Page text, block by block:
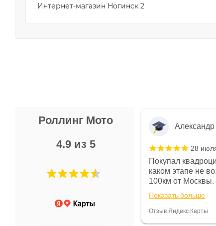
Интернет-магазин Ногинск 2
Роллинг Мото
4.9 из 5
Не понравились условия
и дают только на год)
Александр
28
Покупал
каком этапе не
100км от Москвы.
спидометре
постоянно были
Считаю, что это
Показать больше
Отзыв Яндекс.Карты